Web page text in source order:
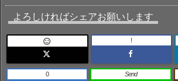
よろしければシェアお願いします
 !
0 Send